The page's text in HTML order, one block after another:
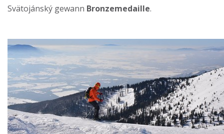
Svätojánský gewann Bronzemedaille.